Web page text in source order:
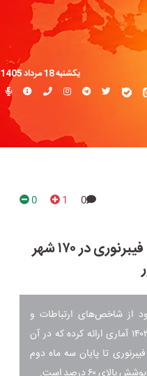
یکشنبه 18 مرداد 1405
0
1
0
پوشش ۶۰ درصدی شبکه فیبرنوری در ۱۷۰ شهر
از شاخص‌های ارتباطات و
فناوری اطلاعات کشور در تابستان ۱۴۰۳ آماری ارائه کرده که در آن
تا پایان سه ماه دوم